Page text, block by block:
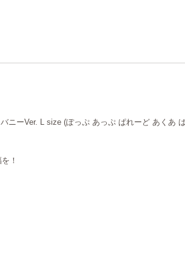
ニーVer. L size (ぽっぷ あっぷ ぱれーど あくあ
！